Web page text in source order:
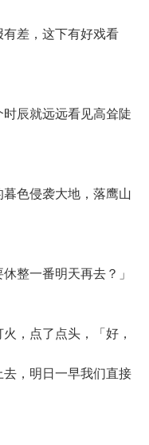
差，这下有好戏看
辰就远远看见高耸陡
色侵袭大地，落鹰山
整一番明天再去？」
，点了点头，「好，
，明日一早我们直接